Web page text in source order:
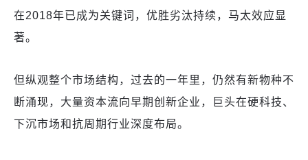
在2018年已成为关键词，优胜劣汰持续，马太效应显
著。
但纵观整个市场结构，过去的一年里，仍然有新物种不
断涌现，大量资本流向早期创新企业，巨头在硬科技、
下沉市场和抗周期行业深度布局。